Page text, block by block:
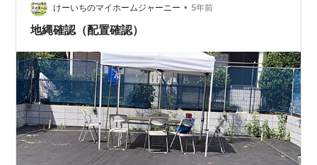
の体験談⇒資料請求(タウンライフ家づくり)をした後の流
れ、よりご覧くださ…
けーいちのマイホームジャーニー • 5年前
地縄確認（配置確認）